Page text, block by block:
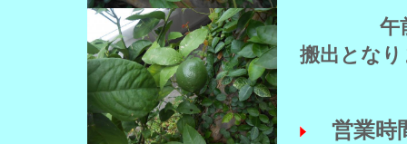
午
搬出とな
営業時